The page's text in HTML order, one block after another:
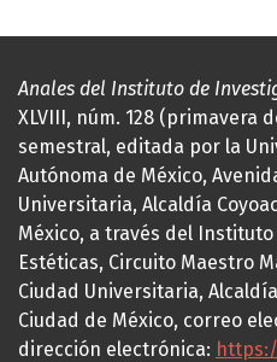
Anales del Instituto de
XLVIII, núm. 128 (primavera
semestral, editada por la
Autónoma de México,
Universitaria, Alcaldía
México, a través del
Estéticas, Circuito Maestro
Ciudad Universitaria, Alcaldía
Ciudad de México, correo
dirección electrónica: